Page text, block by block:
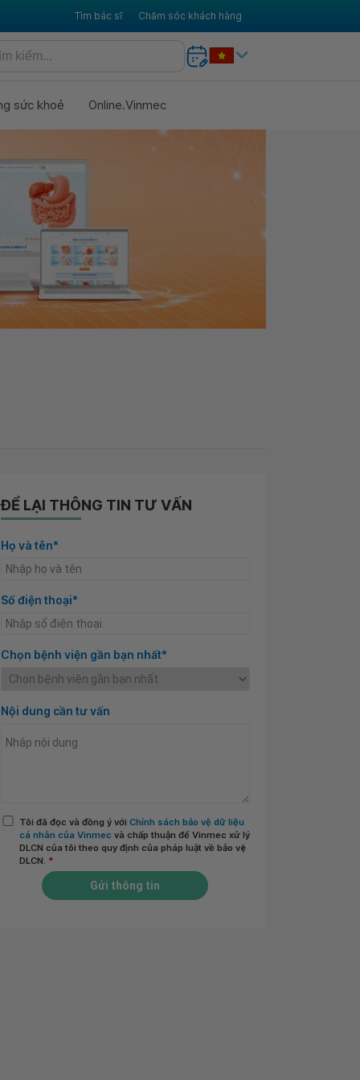
Tìm bác sĩ Chăm sóc khách hàng
sức khoẻ Online.Vinmec
ĐỂ LẠI THÔNG TIN TƯ VẤN
Họ và tên*
Số điện thoại*
Chọn bệnh viện gần bạn nhất*
Nội dung cần tư vấn
Tôi đã đọc và đồng ý với Chính sách bảo vệ dữ liệu
cá nhân của Vinmec và chấp thuận để Vinmec xử lý
DLCN của tôi theo quy định của pháp luật về bảo vệ
DLCN. *
Gửi thông tin